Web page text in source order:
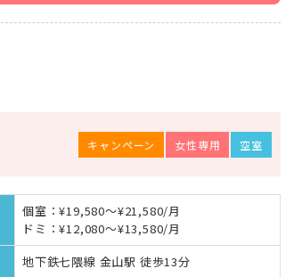
キャンペーン 女性専用 空室
個室：¥19,580～¥21,580/月
ドミ：¥12,080～¥13,580/月
地下鉄七隈線 金山駅 徒歩13分